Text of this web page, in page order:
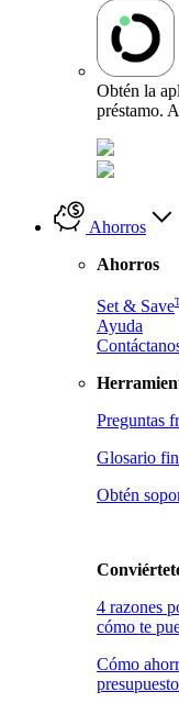
Obtén la
préstamo.
Ahorros
Ahorros
Set & Save
Ayuda
Preguntas
Glosario
Obtén
4 razones
cómo te
Cómo